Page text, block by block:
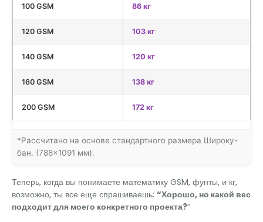
100 GSM 86 кг
120 GSM 103 кг
140 GSM 120 кг
160 GSM 138 кг
200 GSM 172 кг
*Рассчитано на основе стандартного размера Широку-
бан. (788×1091 мм).
Теперь, когда вы понимаете математику GSM, фунты, и кг,
возможно, ты все еще спрашиваешь: “Хорошо, но какой вес
подходит для моего конкретного проекта?“